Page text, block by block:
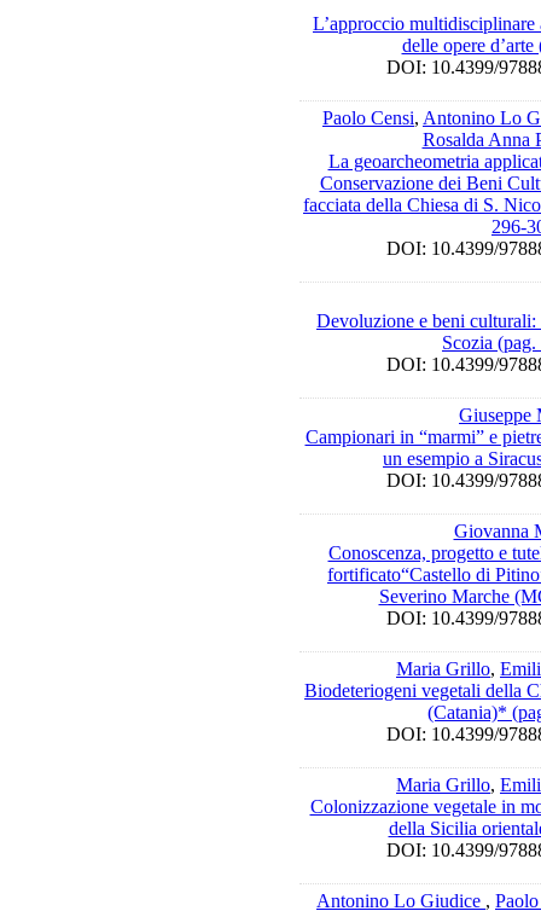
L’approccio multidisciplinare
delle opere
DOI: 10.4399/
Paolo Censi, Antonino Lo
Rosalda Anna
La geoarcheometria
Conservazione dei Beni
facciata della Chiesa di S.
296-
DOI: 10.4399/
Devoluzione e beni
Scozia
DOI: 10.4399/
Giuseppe
Campionari in “marmi” e
un esempio a
DOI: 10.4399/
Giovanna
Conoscenza, progetto e
fortificato“Castello di
Severino Marche
DOI: 10.4399/
Maria Grillo,
Biodeteriogeni vegetali della
(Catania)*
DOI: 10.4399/
Maria Grillo,
Colonizzazione vegetale in
della Sicilia
DOI: 10.4399/
Antonino Lo Giudice ,